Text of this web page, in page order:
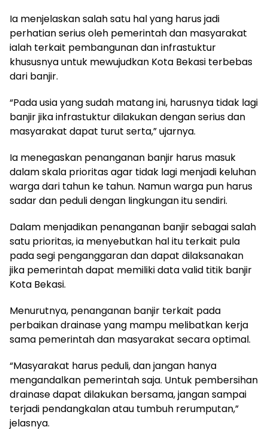
Ia menjelaskan salah satu hal yang harus jadi
perhatian serius oleh pemerintah dan masyarakat
ialah terkait pembangunan dan infrastuktur
khususnya untuk mewujudkan Kota Bekasi terbebas
dari banjir.
“Pada usia yang sudah matang ini, harusnya tidak lagi
banjir jika infrastuktur dilakukan dengan serius dan
masyarakat dapat turut serta,” ujarnya.
Ia menegaskan penanganan banjir harus masuk
dalam skala prioritas agar tidak lagi menjadi keluhan
warga dari tahun ke tahun. Namun warga pun harus
sadar dan peduli dengan lingkungan itu sendiri.
Dalam menjadikan penanganan banjir sebagai salah
satu prioritas, ia menyebutkan hal itu terkait pula
pada segi penganggaran dan dapat dilaksanakan
jika pemerintah dapat memiliki data valid titik banjir
Kota Bekasi.
Menurutnya, penanganan banjir terkait pada
perbaikan drainase yang mampu melibatkan kerja
sama pemerintah dan masyarakat secara optimal.
“Masyarakat harus peduli, dan jangan hanya
mengandalkan pemerintah saja. Untuk pembersihan
drainase dapat dilakukan bersama, jangan sampai
terjadi pendangkalan atau tumbuh rerumputan,”
jelasnya.